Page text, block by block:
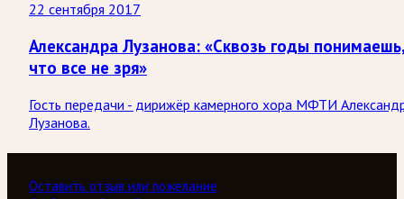
22 сентября 2017
Александра Лузанова: «Сквозь годы
что все не зря»
Гость передачи - дирижёр камерного хора МФТИ
Лузанова.
Оставить отзыв или пожелание